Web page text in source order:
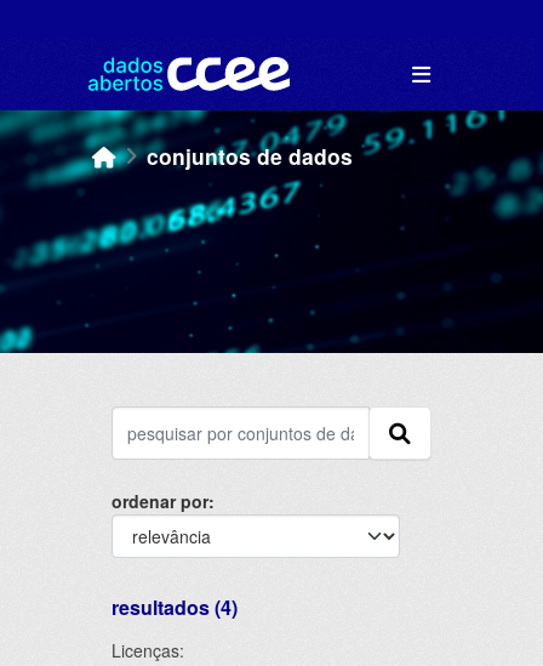
conjuntos de dados
ordenar por
resultados (4)
Licenças: